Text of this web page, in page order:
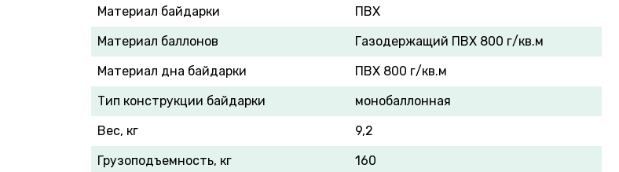
Материал байдарки
ПВХ
Материал баллонов
Газодержащий ПВХ 800 г/кв.м
Материал дна байдарки
ПВХ 800 г/кв.м
Тип конструкции байдарки
монобаллонная
Вес, кг
9,2
Грузоподъемность, кг
160